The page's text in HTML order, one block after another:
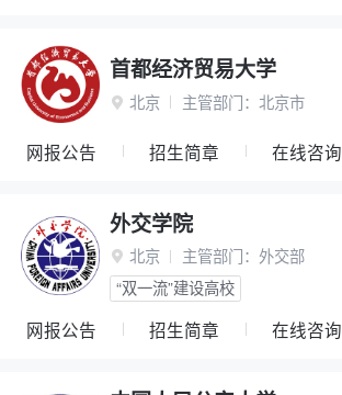
首都经济贸易大学
 北京 主管部门： 北京市
网报公告 招生简章 在线咨询
外交学院
 北京 主管部门： 外交部
“双一流”建设高校
网报公告 招生简章 在线咨询